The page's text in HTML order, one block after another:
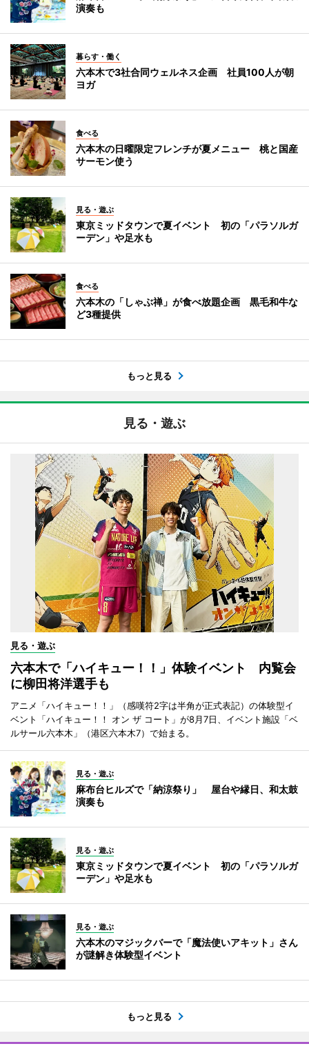
演奏も
暮らす・働く
六本木で3社合同ウェルネス企画 社員100人が朝
ヨガ
食べる
六本木の日曜限定フレンチが夏メニュー 桃と国産
サーモン使う
見る・遊ぶ
東京ミッドタウンで夏イベント 初の「パラソルガ
ーデン」や足水も
食べる
六本木の「しゃぶ禅」が食べ放題企画 黒毛和牛な
ど3種提供
もっと見る
見る・遊ぶ
見る・遊ぶ
六本木で「ハイキュー！！」体験イベント 内覧会
に柳田将洋選手も
アニメ「ハイキュー！！」（感嘆符2字は半角が正式表記）の体験型イ
ベント「ハイキュー！！ オン ザ コート」が8月7日、イベント施設「ベ
ルサール六本木」（港区六本木7）で始まる。
見る・遊ぶ
麻布台ヒルズで「納涼祭り」 屋台や縁日、和太鼓
演奏も
見る・遊ぶ
東京ミッドタウンで夏イベント 初の「パラソルガ
ーデン」や足水も
見る・遊ぶ
六本木のマジックバーで「魔法使いアキット」さん
が謎解き体験型イベント
もっと見る